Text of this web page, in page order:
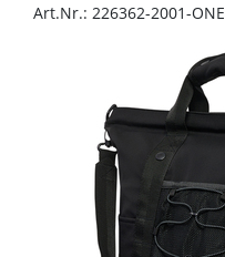
Art.Nr.: 226362-2001-ONE